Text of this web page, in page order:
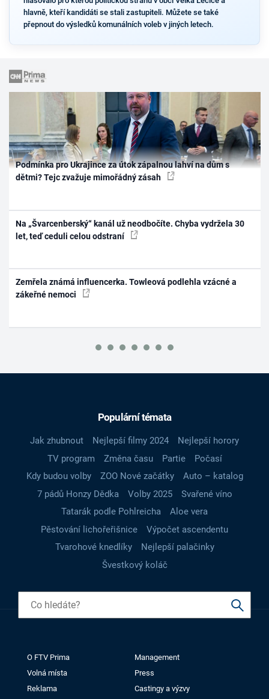
hlavně, kteří kandidáti se stali zastupiteli. Můžete se také
přepnout do výsledků komunálních voleb v jiných letech.
Podmínka pro Ukrajince za útok zápalnou lahví na dům s
dětmi? Tejc zvažuje mimořádný zásah
Na „Švarcenberský“ kanál už neodbočíte. Chyba vydržela 30
let, teď ceduli celou odstraní
Zemřela známá influencerka. Towleová podlehla vzácné a
zákeřné nemoci
Populární témata
Jak zhubnout Nejlepší filmy 2024
Nejlepší horory
TV program
Změna času Partie
Počasí
Kdy budou volby
ZOO Nové začátky
Auto – katalog
7 pádů Honzy Dědka
Volby 2025
Svařené víno
Tatarák podle Pohlreicha
Aloe vera
Pěstování lichořeřišnice
Výpočet ascendentu
Tvarohové knedlíky
Nejlepší palačinky
Švestkový koláč
O FTV Prima
Management
Volná místa
Press
Reklama
Castingy a výzvy